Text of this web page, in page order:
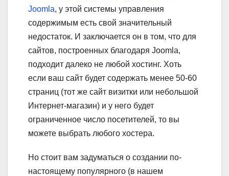
Joomla, у этой системы управления
содержимым есть свой значительный
недостаток. И заключается он в том, что для
сайтов, построенных благодаря Joomla,
подходит далеко не любой хостинг. Хоть
если ваш сайт будет содержать менее 50-60
страниц (тот же сайт визитки или небольшой
Интернет-магазин) и у него будет
ограниченное число посетителей, то вы
можете выбрать любого хостера.
Но стоит вам задуматься о создании по-
настоящему популярного (в нашем